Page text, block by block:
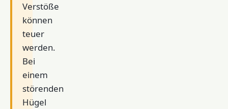
Verstöße
können
teuer
werden.
Bei
einem
störenden
Hügel